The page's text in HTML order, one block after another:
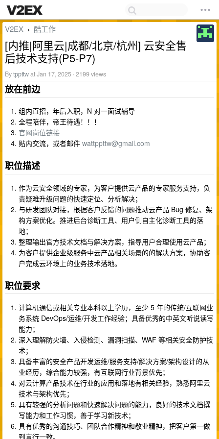
V2EX › 酷工作
[内推|阿里云|成都/北京/杭州] 云安全售
后技术支持(P5-P7)
Bytppttwat Jan 17, 2025 · 2199 views
放在前边
组内直招，年后入职，N 对一面试辅导
全程陪伴，帝王待遇！！！
官网岗位链接
贴内交流，或者邮件 wattppttw@gmail.com
职位描述
作为云安全领域的专家，为客户提供云产品的专家服务支持，负
责疑难升级问题的快速定位、分析解决；
与研发团队对接，根据客户反馈的问题推动云产品 Bug 修复、架
构方案优化。推进后台诊断工具、用户侧自主化诊断工具的落
地；
整理输出官方技术文档与解决方案，指导用户合理使用云产品；
为客户提供企业级服务中云产品相关场景的的解决方案，协助客
户完成云环境上的业务技术落地。
职位要求
计算机通信或相关专业本科以上学历，至少 5 年的传统/互联网业
务系统 DevOps/运维/开发工作经验；具备优秀的中英文听说读写
能力；
深入理解防火墙、入侵检测、漏洞扫描、WAF 等相关安全防护技
术；
具备丰富的安全产品开发运维/服务支持/解决方案/架构设计的从
业经历，综合能力较强，有互联网行业背景优先；
对云计算产品技术在行业的应用和落地有相关经验，熟悉阿里云
技术与架构优先；
具有较强的分析问题和快速解决问题的能力，良好的技术文档撰
写能力和工作习惯，善于学习新技术；
具有优秀的沟通技巧、团队合作精神和敬业精神，把客户第一做
到言行一致。